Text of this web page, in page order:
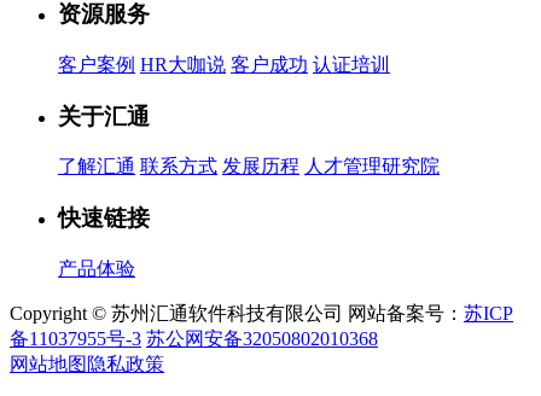
资源服务
客户案例 HR大咖说 客户成功 认证培训
关于汇通
了解汇通 联系方式 发展历程 人才管理研究院
快速链接
产品体验
Copyright © 苏州汇通软件科技有限公司 网站备案号： 苏ICP
备11037955号-3 苏公网安备32050802010368
网站地图 隐私政策